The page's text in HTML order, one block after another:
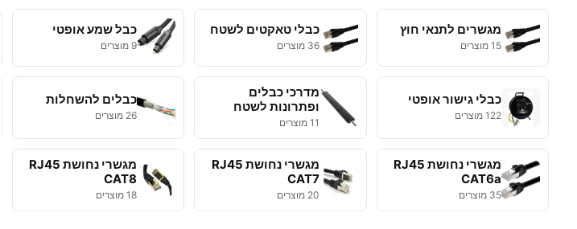
מגשרים לתנאי חוץ
15 מוצרים
כבלי טאקטים לשטח
36 מוצרים
כבל שמע אופטי
9 מוצרים
כבלי גישור אופטי
122 מוצרים
מדרכי כבלים
ופתרונות לשטח
11 מוצרים
כבלים להשחלות
26 מוצרים
מגשרי נחושת RJ45
CAT6a
35 מוצרים
מגשרי נחושת RJ45
CAT7
20 מוצרים
מגשרי נחושת RJ45
CAT8
18 מוצרים